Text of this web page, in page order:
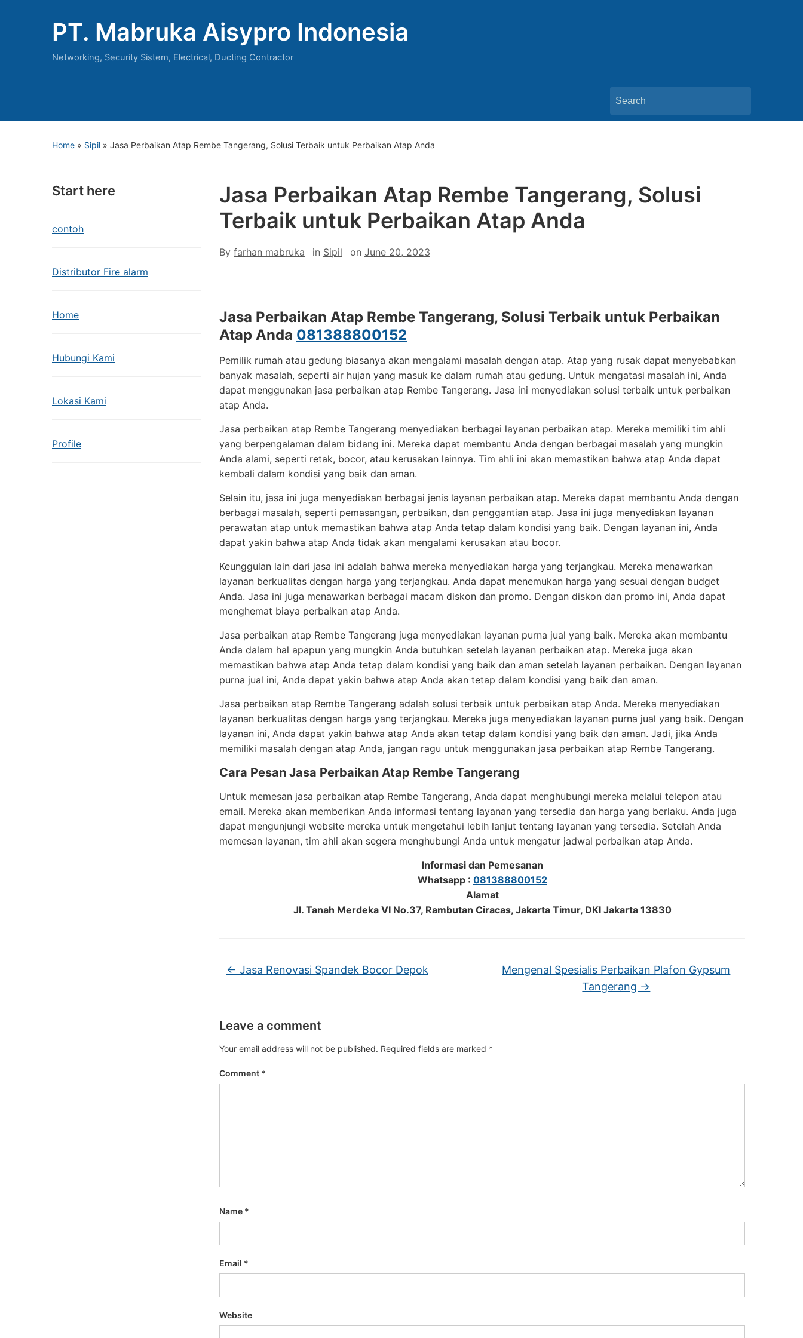
PT. Mabruka Aisypro Indonesia
Networking, Security Sistem, Electrical, Ducting Contractor
Search
for:
Home » Sipil » Jasa Perbaikan Atap Rembe Tangerang, Solusi Terbaik untuk Perbaikan Atap Anda
Start here
contoh
Distributor Fire alarm
Home
Hubungi Kami
Lokasi Kami
Profile
Jasa Perbaikan Atap Rembe Tangerang, Solusi
Terbaik untuk Perbaikan Atap Anda
By farhan mabruka in Sipil on June 20, 2023
Jasa Perbaikan Atap Rembe Tangerang, Solusi Terbaik untuk Perbaikan
Atap Anda 081388800152
Pemilik rumah atau gedung biasanya akan mengalami masalah dengan atap. Atap yang rusak dapat menyebabkan
banyak masalah, seperti air hujan yang masuk ke dalam rumah atau gedung. Untuk mengatasi masalah ini, Anda
dapat menggunakan jasa perbaikan atap Rembe Tangerang. Jasa ini menyediakan solusi terbaik untuk perbaikan
atap Anda.
Jasa perbaikan atap Rembe Tangerang menyediakan berbagai layanan perbaikan atap. Mereka memiliki tim ahli
yang berpengalaman dalam bidang ini. Mereka dapat membantu Anda dengan berbagai masalah yang mungkin
Anda alami, seperti retak, bocor, atau kerusakan lainnya. Tim ahli ini akan memastikan bahwa atap Anda dapat
kembali dalam kondisi yang baik dan aman.
Selain itu, jasa ini juga menyediakan berbagai jenis layanan perbaikan atap. Mereka dapat membantu Anda dengan
berbagai masalah, seperti pemasangan, perbaikan, dan penggantian atap. Jasa ini juga menyediakan layanan
perawatan atap untuk memastikan bahwa atap Anda tetap dalam kondisi yang baik. Dengan layanan ini, Anda
dapat yakin bahwa atap Anda tidak akan mengalami kerusakan atau bocor.
Keunggulan lain dari jasa ini adalah bahwa mereka menyediakan harga yang terjangkau. Mereka menawarkan
layanan berkualitas dengan harga yang terjangkau. Anda dapat menemukan harga yang sesuai dengan budget
Anda. Jasa ini juga menawarkan berbagai macam diskon dan promo. Dengan diskon dan promo ini, Anda dapat
menghemat biaya perbaikan atap Anda.
Jasa perbaikan atap Rembe Tangerang juga menyediakan layanan purna jual yang baik. Mereka akan membantu
Anda dalam hal apapun yang mungkin Anda butuhkan setelah layanan perbaikan atap. Mereka juga akan
memastikan bahwa atap Anda tetap dalam kondisi yang baik dan aman setelah layanan perbaikan. Dengan layanan
purna jual ini, Anda dapat yakin bahwa atap Anda akan tetap dalam kondisi yang baik dan aman.
Jasa perbaikan atap Rembe Tangerang adalah solusi terbaik untuk perbaikan atap Anda. Mereka menyediakan
layanan berkualitas dengan harga yang terjangkau. Mereka juga menyediakan layanan purna jual yang baik. Dengan
layanan ini, Anda dapat yakin bahwa atap Anda akan tetap dalam kondisi yang baik dan aman. Jadi, jika Anda
memiliki masalah dengan atap Anda, jangan ragu untuk menggunakan jasa perbaikan atap Rembe Tangerang.
Cara Pesan Jasa Perbaikan Atap Rembe Tangerang
Untuk memesan jasa perbaikan atap Rembe Tangerang, Anda dapat menghubungi mereka melalui telepon atau
email. Mereka akan memberikan Anda informasi tentang layanan yang tersedia dan harga yang berlaku. Anda juga
dapat mengunjungi website mereka untuk mengetahui lebih lanjut tentang layanan yang tersedia. Setelah Anda
memesan layanan, tim ahli akan segera menghubungi Anda untuk mengatur jadwal perbaikan atap Anda.
Informasi dan Pemesanan
Whatsapp : 081388800152
Alamat
Jl. Tanah Merdeka VI No.37, Rambutan Ciracas, Jakarta Timur, DKI Jakarta 13830
← Jasa Renovasi Spandek Bocor Depok
Mengenal Spesialis Perbaikan Plafon Gypsum
Tangerang →
Leave a comment
Your email address will not be published. Required fields are marked *
Comment *
Name *
Email *
Website